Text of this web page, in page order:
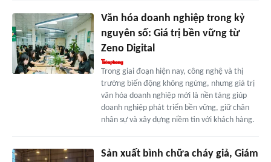
Văn hóa doanh nghiệp trong kỷ
nguyên số: Giá trị bền vững từ
Zeno Digital
Trong giai đoạn hiện nay, công nghệ và thị
trường biến động không ngừng, nhưng giá trị
văn hóa doanh nghiệp mới là nền tảng giúp
doanh nghiệp phát triển bền vững, giữ chân
nhân sự và xây dựng niềm tin với khách hàng.
Sản xuất bình chữa cháy giả, Giám